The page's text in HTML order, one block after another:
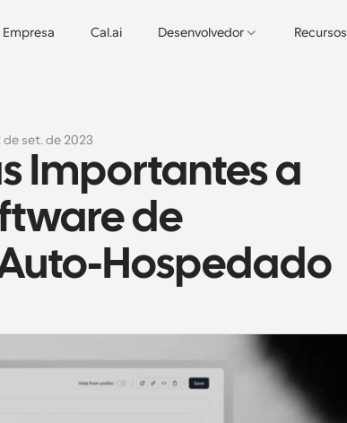
Empresa Cal.ai Desenvolvedor Recursos
de set. de 2023
Importantes a
de
Hospedado